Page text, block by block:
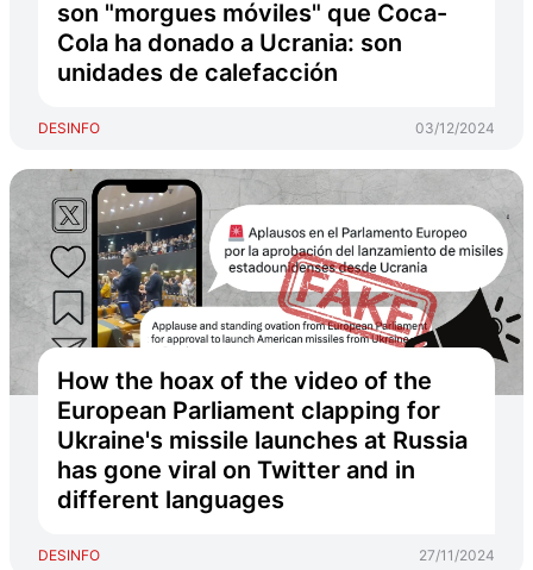
son "morgues móviles" que Coca-
Cola ha donado a Ucrania: son
unidades de calefacción
DESINFO 03/12/2024
How the hoax of the video of the
European Parliament clapping for
Ukraine's missile launches at Russia
has gone viral on Twitter and in
different languages
DESINFO 27/11/2024